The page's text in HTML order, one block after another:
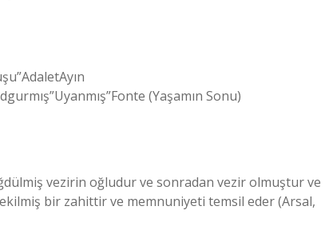
(Yaşamın Sonu)
vezirin oğludur ve sonradan vezir olmuştur ve
bir zahittir ve memnuniyeti temsil eder (Arsal,